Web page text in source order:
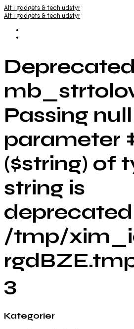
Alt i gadgets & tech udstyr
Alt i gadgets & tech udstyr
Passing
parameter
($string) of
string is
deprecated
/tmp/
3
Kategorier